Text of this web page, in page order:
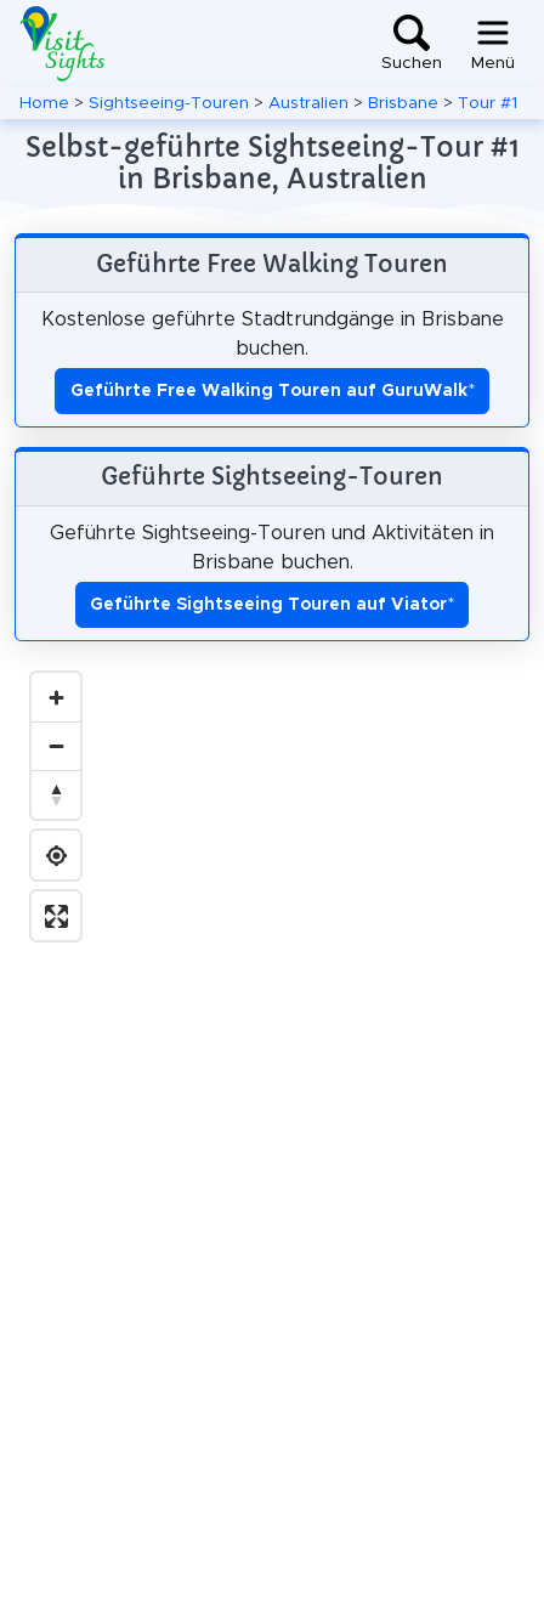
Suchen Menü
Home > Sightseeing-Touren > Australien > Brisbane > Tour #1
Selbst-geführte Sightseeing-Tour #1
in Brisbane, Australien
Geführte Free Walking Touren
Kostenlose geführte Stadtrundgänge in Brisbane
buchen.
Geführte Free Walking Touren auf GuruWalk*
Geführte Sightseeing-Touren
Geführte Sightseeing-Touren und Aktivitäten in
Brisbane buchen.
Geführte Sightseeing Touren auf Viator*